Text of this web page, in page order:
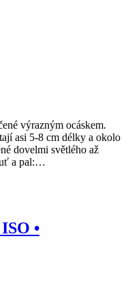
výrazným ocáskem.
asi 5-8 cm délky a okolo
dovelmi světlého až
a pal:…
•